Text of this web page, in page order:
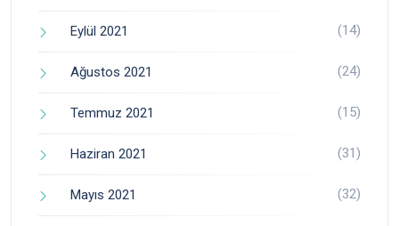
Eylül 2021 (14)
Ağustos 2021 (24)
Temmuz 2021 (15)
Haziran 2021 (31)
Mayıs 2021 (32)